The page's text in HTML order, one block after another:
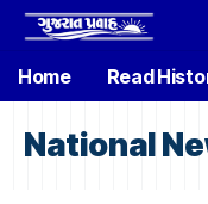
Home Read
National